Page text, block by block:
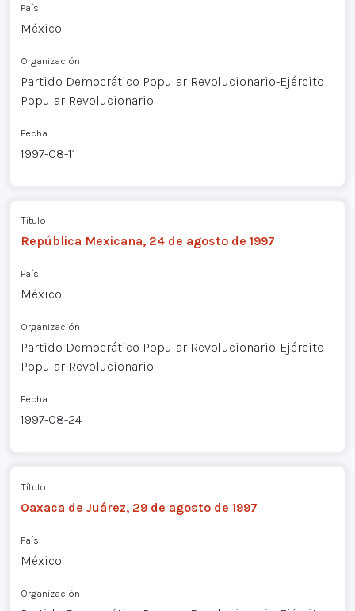
País
México
Organización
Partido Democrático Popular Revolucionario-Ejército
Popular Revolucionario
Fecha
1997-08-11
Título
República Mexicana, 24 de agosto de 1997
País
México
Organización
Partido Democrático Popular Revolucionario-Ejército
Popular Revolucionario
Fecha
1997-08-24
Título
Oaxaca de Juárez, 29 de agosto de 1997
País
México
Organización